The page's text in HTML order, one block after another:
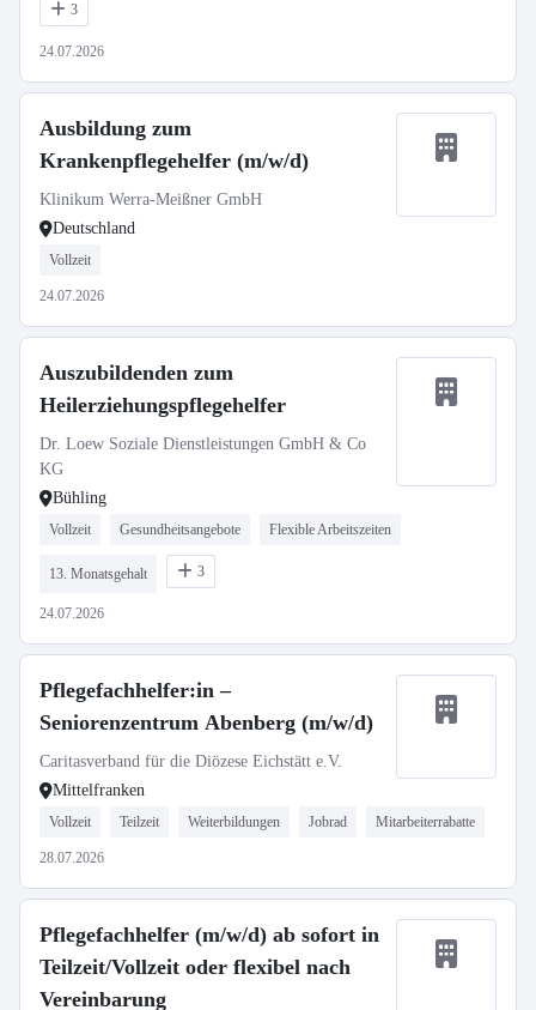
3
24.07.2026
Ausbildung zum
Krankenpflegehelfer (m/w/d)
Klinikum Werra-Meißner GmbH
Deutschland
Vollzeit
24.07.2026
Auszubildenden zum
Heilerziehungspflegehelfer
Dr. Loew Soziale Dienstleistungen GmbH & Co
KG
Bühling
Vollzeit Gesundheitsangebote Flexible Arbeitszeiten
13. Monatsgehalt 3
24.07.2026
Pflegefachhelfer:in –
Seniorenzentrum Abenberg (m/w/d)
Caritasverband für die Diözese Eichstätt e.V.
Mittelfranken
Vollzeit Teilzeit Weiterbildungen Jobrad Mitarbeiterrabatte
28.07.2026
Pflegefachhelfer (m/w/d) ab sofort in
Teilzeit/Vollzeit oder flexibel nach
Vereinbarung